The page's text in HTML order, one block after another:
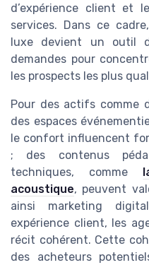
d’expérience client et
services. Dans ce
luxe devient un outil
demandes pour
les prospects les plus
Pour des actifs comme
des espaces
le confort influencent
; des contenus
techniques, comme
acoustique, peuvent
ainsi marketing
expérience client, les
récit cohérent. Cette
des acheteurs